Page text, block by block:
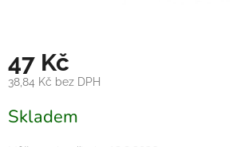
47 Kč
38,84 Kč bez DPH
cena:
Skladem